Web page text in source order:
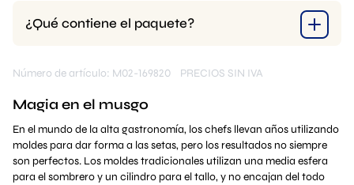
¿Qué contiene el paquete?
Número de artículo: M02-169820 PRECIOS SIN IVA
Magia en el musgo
En el mundo de la alta gastronomía, los chefs llevan años utilizando
moldes para dar forma a las setas, pero los resultados no siempre
son perfectos. Los moldes tradicionales utilizan una media esfera
para el sombrero y un cilindro para el tallo, y no encajan del todo